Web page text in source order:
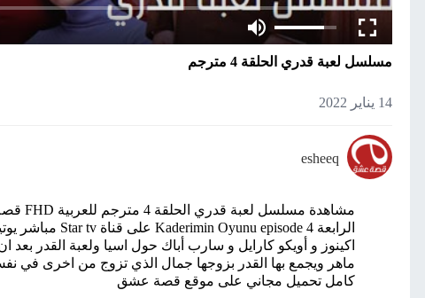
مسلسل لعبة قدري الحلقة 4 مترجم
14 يناير 2022
esheeq
اكينوز و أويكو كارايل و سارب أباك حول اسيا ولعبة القدر بعد
ماهر ويجمع بها القدر بزوجها جمال الذي تزوج من اخرى في
كامل تحميل مجاني على موقع قصة عشق